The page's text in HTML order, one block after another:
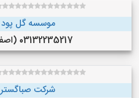
موسسه گل پود
03132235217 (اصفهان)
شرکت صباگستر